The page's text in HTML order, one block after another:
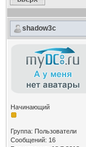
shadow3c
Начинающий
Группа: Пользователи
Сообщений: 16